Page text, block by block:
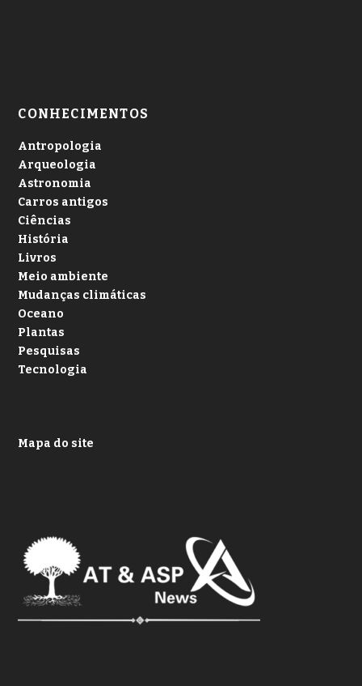
CONHECIMENTOS
Antropologia
Arqueologia
Astronomia
Carros antigos
Ciências
História
Livros
Meio ambiente
Mudanças climáticas
Oceano
Plantas
Pesquisas
Tecnologia
Mapa do site